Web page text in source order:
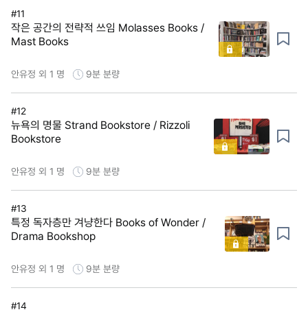
#11
작은 공간의 전략적 쓰임 Molasses Books /
Mast Books
안유정 외 1 명 9분 분량
#12
뉴욕의 명물 Strand Bookstore / Rizzoli
Bookstore
안유정 외 1 명 9분 분량
#13
특정 독자층만 겨냥한다 Books of Wonder /
Drama Bookshop
안유정 외 1 명 9분 분량
#14